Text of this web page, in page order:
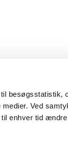
besøgsstatistik,
Ved
enhver tid